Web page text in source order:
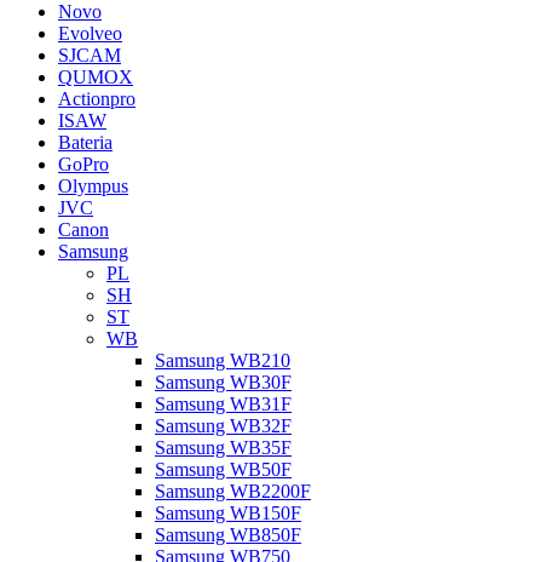
Novo
Evolveo
SJCAM
QUMOX
Actionpro
ISAW
Bateria
GoPro
Olympus
JVC
Canon
Samsung
PL
SH
ST
WB
Samsung WB210
Samsung WB30F
Samsung WB31F
Samsung WB32F
Samsung WB35F
Samsung WB50F
Samsung WB2200F
Samsung WB150F
Samsung WB850F
Samsung WB750